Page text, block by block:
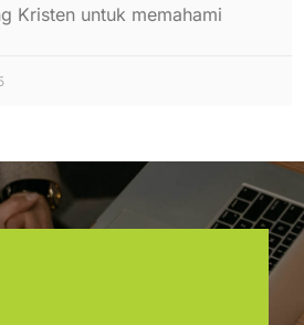
Kristen untuk memahami